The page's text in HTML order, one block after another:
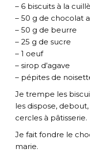
– 6 biscuits à la
– 50 g de chocolat
– 50 g de beurre
– 25 g de sucre
– 1 oeuf
– sirop d’agave
– pépites de
Je trempe les
les dispose,
cercles à pâtisserie.
Je fait fondre le
marie.